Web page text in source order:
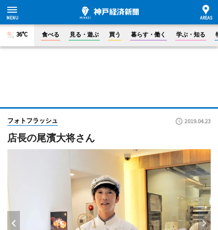
36°C 食べる 見る・遊ぶ 買う 暮らす・働く 学ぶ・知る
フォトフラッシュ 2019.04.23
店長の尾濱大将さん